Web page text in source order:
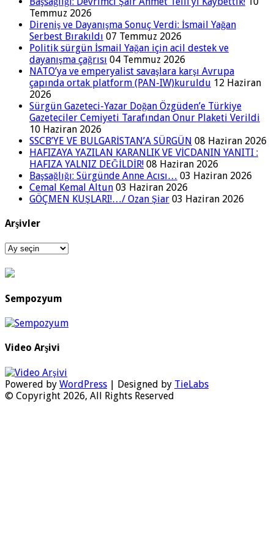
Temmuz 2026
Direniş ve Dayanışma Sonuç Verdi: İsmail Yağan
Serbest Bırakıldı 07 Temmuz 2026
Politik sürgün İsmail Yağan için acil destek ve
dayanışma çağrısı 04 Temmuz 2026
NATO’ya ve emperyalist savaşlara karşı Avrupa
çapında ortak platform (PAN-IW)kuruldu 12 Haziran
2026
Sürgün Gazeteci-Yazar Doğan Özgüden’e Türkiye
Gazeteciler Cemiyeti Tarafından Onur Plaketi Verildi
10 Haziran 2026
SSCB’YE VE BULGARİSTAN’A SÜRGÜN 08 Haziran 2026
HAFIZAYA YAZILAN KARANLIK VE VİCDANIN YANITI :
HAFIZA YALNIZ DEĞİLDİR! 08 Haziran 2026
Başsağlığı: Sürgünde Anne Acısı… 03 Haziran 2026
Cemal Kemal Altun 03 Haziran 2026
GÖÇMEN KUŞLARI!…/ Ozan Şiar 03 Haziran 2026
Arşivler
Arşivler
Sempozyum
Video Arşivi
Powered by WordPress | Designed by TieLabs
© Copyright 2026, All Rights Reserved